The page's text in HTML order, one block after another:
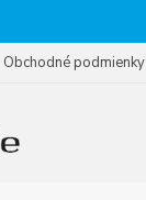
Obchodné podmienky